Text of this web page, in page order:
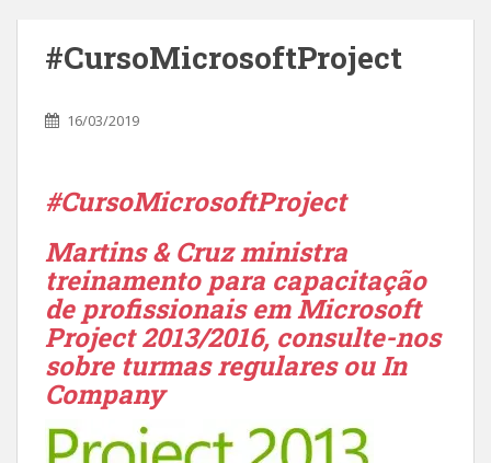
#CursoMicrosoftProject
16/03/2019
#CursoMicrosoftProject
Martins & Cruz ministra
treinamento para capacitação
de profissionais em Microsoft
Project 2013/2016, consulte-nos
sobre turmas regulares ou In
Company